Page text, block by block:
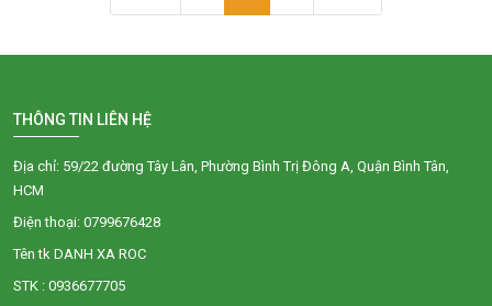
THÔNG TIN LIÊN HỆ
Địa chỉ: 59/22 đường Tây Lân, Phường Bình Trị Đông A, Quận Bình Tân,
HCM
Điện thoại: 0799676428
Tên tk DANH XA ROC
STK : 0936677705